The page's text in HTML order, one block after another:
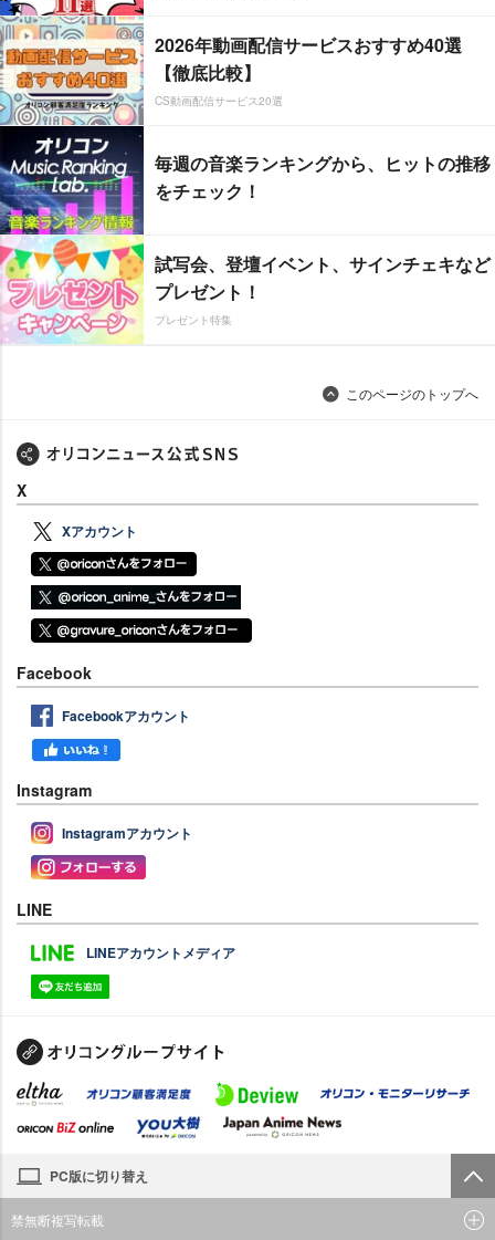
2026年動画配信サービスおすすめ40選
【徹底比較】
CS動画配信サービス20選
毎週の音楽ランキングから、ヒットの推移
をチェック！
試写会、登壇イベント、サインチェキなど
プレゼント！
プレゼント特集
このページのトップへ
X
Xアカウント
Facebook
Facebookアカウント
Instagram
Instagramアカウント
LINE
LINEアカウントメディア
PC版に切り替え
禁無断複写転載